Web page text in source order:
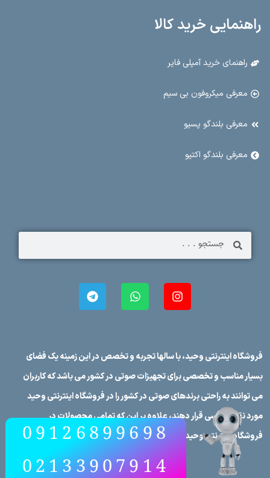
راهنمایی خرید کالا
راهنمای خرید آمپلی فایر
معرفی میکروفون بی سیم
معرفی بلندگو پسیو
معرفی بلندگو اکتیو
فروشگاه اینترنتی وحید، با سالها تجربه و تخصص در این زمینه یک فضای
بسیار مناسب و تخصصی برای تجهیزات صوتی در کشور می باشد که کاربران
می توانند به راحتی برندهای صوتی در کشور را در فروشگاه اینترنتی وحید
مورد نقد و بررسی قرار دهند، علاوه بر این که تمامی محصولات در
فروشگاه اینترنتی وحید دارای مشخصات فنی کامل می‌باشند
09126899698
02133907914